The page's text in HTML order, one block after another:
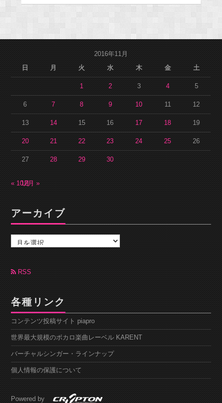
2016年11月
日
月 火 水 木 金 土
1 2 3 4 5
6 7 8 9 10 11 12
13 14 15 16 17 18 19
20 21 22 23 24 25 26
27 28 29 30
« 10月12月 »
アーカイブ
カ
ブ RSS
各種リンク
コンテンツ投稿サイト piapro
世界最大規模のボカロ楽曲レーベル KARENT
バーチャルシンガー・ラインナップ
個人情報の保護について
Powered by